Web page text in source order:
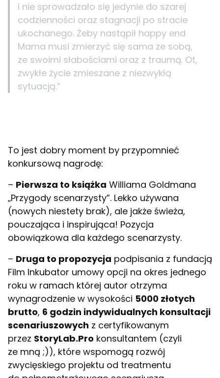
i nie sprowadzało się jedynie do szarej
codzienności oraz stagnacji po stracie
ukochanego. Żeby nastąpił happy end
Mama musi zmierzyć się sama ze sobą,
ze swoimi słabościami oraz z traumą. Ot,
zwykłe życie zmieszane z niezwykłą
sytuacją.”
To jest dobry moment by przypomnieć
konkursową nagrodę:
– Pierwsza to książka Williama Goldmana
„Przygody scenarzysty”. Lekko używana
(nowych niestety brak), ale jakże świeża,
pouczająca i inspirująca! Pozycja
obowiązkowa dla każdego scenarzysty.
– Druga to propozycja podpisania z fundacją
Film Inkubator umowy opcji na okres jednego
roku w ramach której autor otrzyma
wynagrodzenie w wysokości 5000 złotych
brutto, 6 godzin indywidualnych konsultacji
scenariuszowych z certyfikowanym
przez StoryLab.Pro konsultantem (czyli
ze mną ;)), które wspomogą rozwój
zwycięskiego projektu od treatmentu